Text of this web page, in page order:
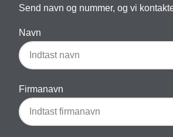
Send navn og nummer, og vi
Navn
Firmanavn